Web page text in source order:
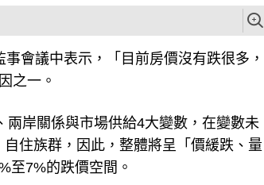
會議中表示，「目前房價沒有跌很多，
之一。
兩岸關係與市場供給4大變數，在變數未
住族群，因此，整體將呈「價緩跌、量
至7%的跌價空間。